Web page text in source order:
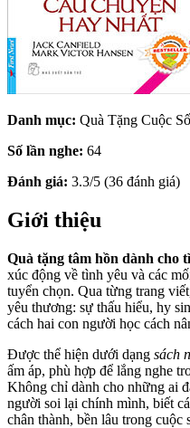
Danh mục: Quà Tặng Cuộc
Số lần nghe: 64
Đánh giá: 3.3/5 (36 đánh giá)
Giới thiệu
Quà tặng tâm hồn dành cho
xúc động về tình yêu và các
tuyển chọn. Qua từng trang
yêu thương: sự thấu hiểu, hy
cách hai con người học cách
Được thể hiện dưới dạng sách
ấm áp, phù hợp để lắng nghe
Không chỉ dành cho những ai
người soi lại chính mình, biết
chân thành, bền lâu trong cuộc